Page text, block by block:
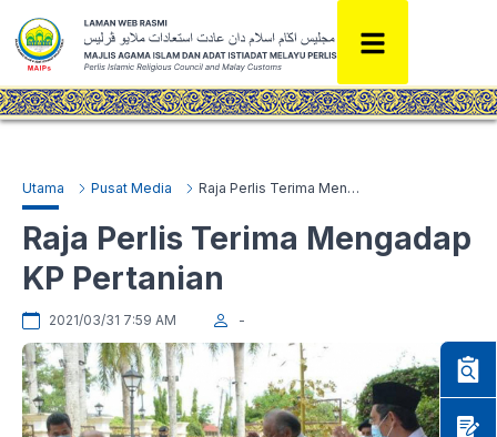
Utama Pusat Media Raja Perlis Terima Mengadap KP Pertanian
Raja Perlis Terima Mengadap
KP Pertanian
2021/03/31 7:59 AM -